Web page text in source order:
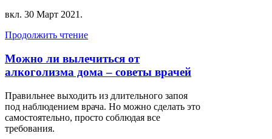
вкл. 30 Март 2021 .
Продолжить чтение
Можно ли вылечиться от
алкоголизма дома – советы врачей
Правильнее выходить из длительного запоя
под наблюдением врача. Но можно сделать это
самостоятельно, просто соблюдая все
требования.